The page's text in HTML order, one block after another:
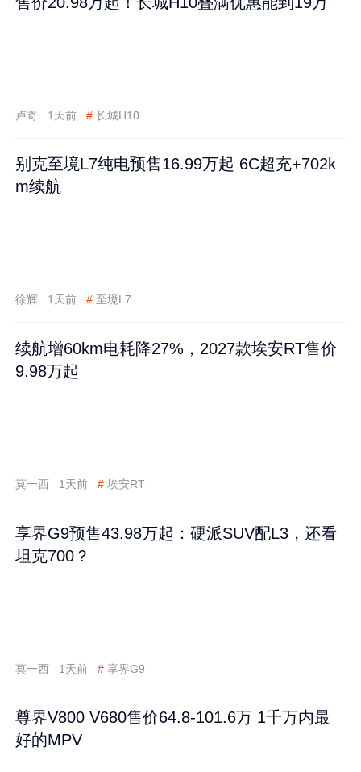
卢奇 1天前 # 长城H10
别克至境L7纯电预售16.99万起 6C超充+702k
m续航
徐辉 1天前 # 至境L7
续航增60km电耗降27%，2027款埃安RT售价
9.98万起
莫一西 1天前 # 埃安RT
享界G9预售43.98万起：硬派SUV配L3，还看
坦克700？
莫一西 1天前 # 享界G9
尊界V800 V680售价64.8-101.6万 1千万内最
好的MPV